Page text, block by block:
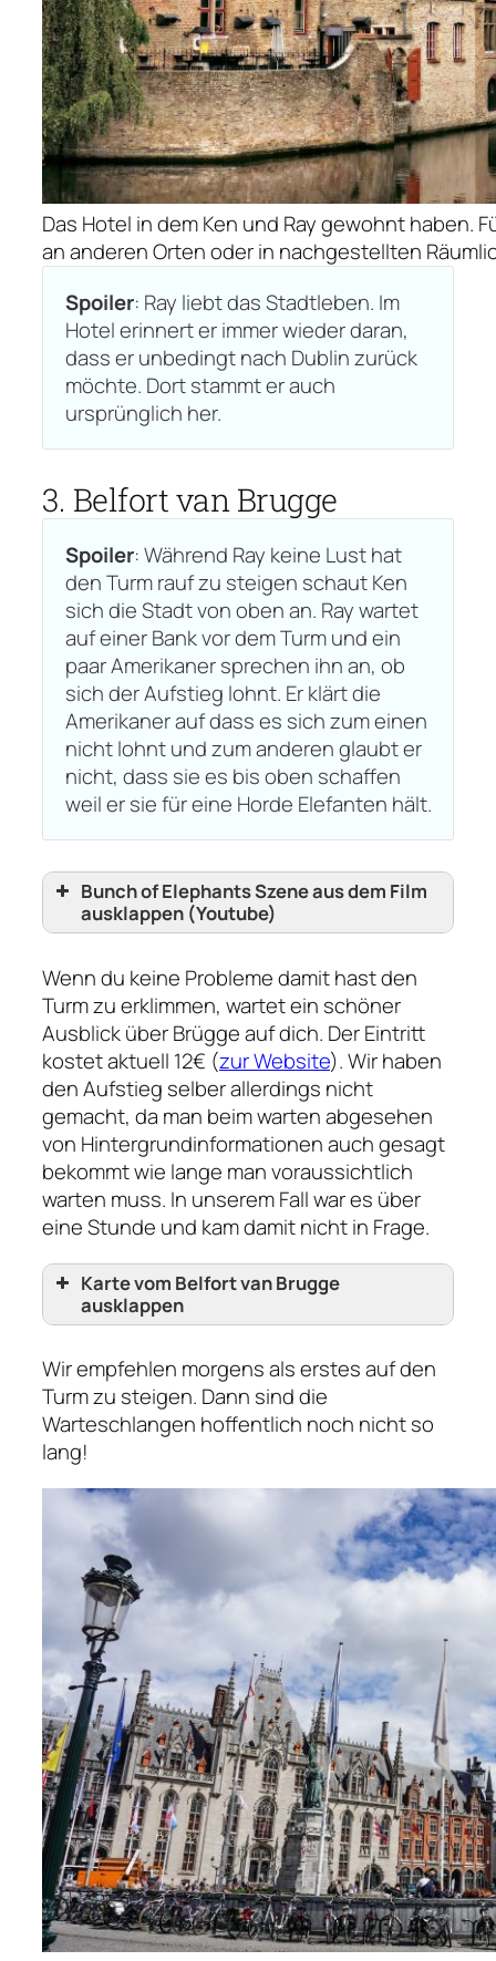
Das Hotel in dem Ken und Ray gewohnt haben.
an anderen Orten oder in nachgestellten
Spoiler: Ray liebt das Stadtleben. Im
Hotel erinnert er immer wieder daran,
dass er unbedingt nach Dublin zurück
möchte. Dort stammt er auch
ursprünglich her.
3. Belfort van Brugge
Spoiler: Während Ray keine Lust hat
den Turm rauf zu steigen schaut Ken
sich die Stadt von oben an. Ray wartet
auf einer Bank vor dem Turm und ein
paar Amerikaner sprechen ihn an, ob
sich der Aufstieg lohnt. Er klärt die
Amerikaner auf dass es sich zum einen
nicht lohnt und zum anderen glaubt er
nicht, dass sie es bis oben schaffen
weil er sie für eine Horde Elefanten hält.
Bunch of Elephants Szene aus dem Film
ausklappen (Youtube)
Wenn du keine Probleme damit hast den
Turm zu erklimmen, wartet ein schöner
Ausblick über Brügge auf dich. Der Eintritt
kostet aktuell 12€ (zur Website). Wir haben
den Aufstieg selber allerdings nicht
gemacht, da man beim warten abgesehen
von Hintergrundinformationen auch gesagt
bekommt wie lange man voraussichtlich
warten muss. In unserem Fall war es über
eine Stunde und kam damit nicht in Frage.
Karte vom Belfort van Brugge
ausklappen
Standort des zentralen Turms
Scanne den Qr Code oder klicke ihn an,
um den exakten Standort von Belfort
direkt bei Google Maps angezeigt zu
bekommen. Belfort, der zentrale Turm in
Brügge, liegt in der Nähe des Hotels
Relais Bourgondisch Cruyce.
Wir empfehlen morgens als erstes auf den
Turm zu steigen. Dann sind die
Warteschlangen hoffentlich noch nicht so
lang!